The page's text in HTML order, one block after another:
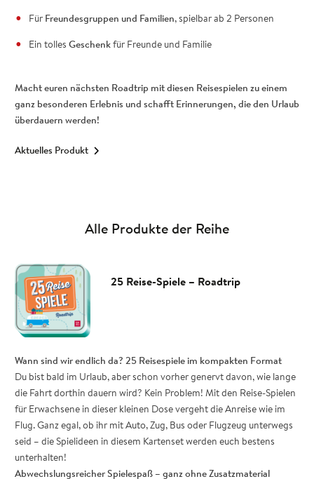
Für Freundesgruppen und Familien, spielbar ab 2 Personen
Ein tolles Geschenkfür Freunde und Familie
Macht euren nächsten Roadtrip mit diesen Reisespielen zu einem
ganz besonderen Erlebnis und schafft Erinnerungen, die den Urlaub
überdauern werden!
Aktuelles Produkt
Alle Produkte der Reihe
25 Reise-Spiele – Roadtrip
Wann sind wir endlich da? 25 Reisespiele im kompakten Format
Du bist bald im Urlaub, aber schon vorher genervt davon, wie lange
die Fahrt dorthin dauern wird? Kein Problem! Mit den Reise-Spielen
für Erwachsene in dieser kleinen Dose vergeht die Anreise wie im
Flug. Ganz egal, ob ihr mit Auto, Zug, Bus oder Flugzeug unterwegs
seid – die Spielideen in diesem Kartenset werden euch bestens
unterhalten!
Abwechslungsreicher Spielespaß – ganz ohne Zusatzmaterial